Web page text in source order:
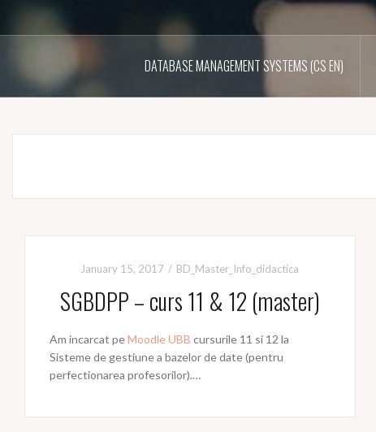
DATABASE MANAGEMENT SYSTEMS (CS EN)
January 15, 2017 BD_Master_Info_didactica
SGBDPP – curs 11 & 12 (master)
Am incarcat peMoodle UBB cursurile 11 si 12 la
Sisteme de gestiune a bazelor de date (pentru
perfectionarea profesorilor).…